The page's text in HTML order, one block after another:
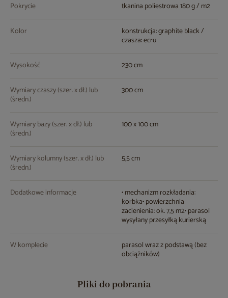
Pokrycie tkanina poliestrowa 180 g / m2
Kolor konstrukcja: graphite black /
czasza: ecru
Wysokość 230 cm
Wymiary czaszy (szer. x dł.) lub
(średn.)
300 cm
Wymiary bazy (szer. x dł.) lub
(średn.)
100 x 100 cm
Wymiary kolumny (szer. x dł.) lub
(średn.)
5,5 cm
Dodatkowe informacje • mechanizm rozkładania:
korbka• powierzchnia
zacienienia: ok. 7,5 m2• parasol
wysyłany przesyłką kurierską
W komplecie parasol wraz z podstawą (bez
obciążników)
Pliki do pobrania